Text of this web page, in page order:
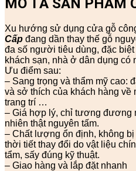
MÔ TẢ SẢN PHẨM
Xu hướng sử dụng cửa gỗ
Cấp đang dần thay thế gỗ
đa số người tiêu dùng, đặc
khách sạn, nhà ở dân dụng có
Ưu điểm sau:
– Sang trọng và thẩm mỹ cao:
và sở thích của khách hàng về
trang trí …
– Giá hợp lý, chỉ tương đương
nhiên thật nguyên tấm.
– Chất lượng ổn định, không
thời tiết thay đổi do vật liệu
tẩm, sấy đúng kỹ thuật.
– Giao hàng và lắp đặt nhanh